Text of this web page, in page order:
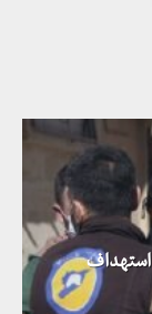
استهداف